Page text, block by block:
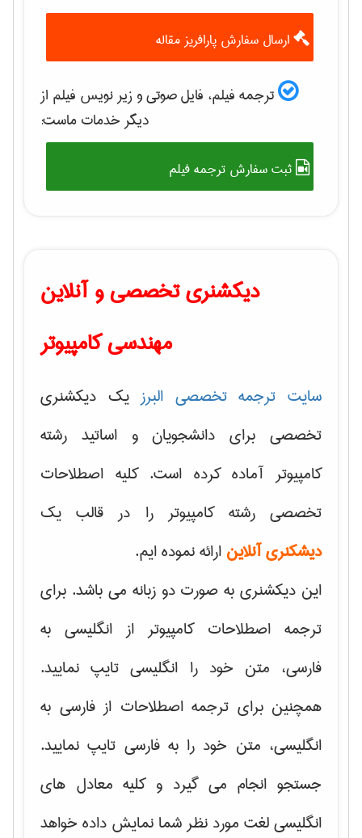
ارسال سفارش پارافریز مقاله
ترجمه فیلم، فایل صوتی و زیر نویس فیلم از
دیگر خدمات ماست:
ثبت سفارش ترجمه فیلم
دیکشنری تخصصی و آنلاین
مهندسی کامپیوتر
سایت ترجمه تخصصی البرزیک دیکشنری
تخصصی برای دانشجویان و اساتید رشته
کامپیوتر آماده کرده است. کلیه اصطلاحات
تخصصی رشته کامپیوتر را در قالب یک
دیشکنری آنلاین ارائه نموده ایم.
این دیکشنری به صورت دو زبانه می باشد. برای
ترجمه اصطلاحات کامپیوتر از انگلیسی به
فارسی، متن خود را انگلیسی تایپ نمایید.
همچنین برای ترجمه اصطلاحات از فارسی به
انگلیسی، متن خود را به فارسی تایپ نمایید.
جستجو انجام می گیرد و کلیه معادل های
انگلیسی لغت مورد نظر شما نمایش داده خواهد